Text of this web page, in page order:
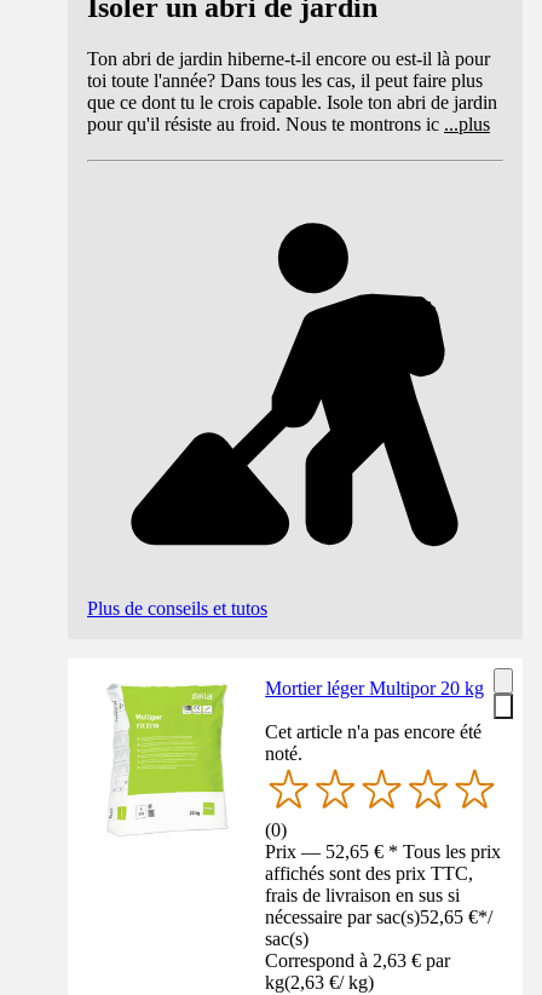
Isoler un abri de jardin
Ton abri de jardin hiberne-t-il encore ou est-il là pour
toi toute l'année? Dans tous les cas, il peut faire plus
que ce dont tu le crois capable. Isole ton abri de jardin
pour qu'il résiste au froid. Nous te montrons ic ...plus
Plus de conseils et tutos
Mortier léger Multipor 20 kg
Cet article n'a pas encore été
noté.
(0)
Prix — 52,65 € * Tous les prix
affichés sont des prix TTC,
frais de livraison en sus si
nécessaire par sac(s)52,65 €*/
sac(s)
Correspond à 2,63 € par
kg(2,63 €/ kg)